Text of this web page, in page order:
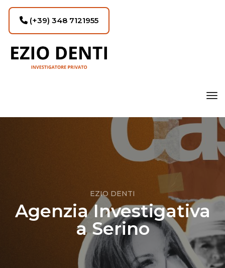
(+39) 348 7121955
EZIO DENTI
Agenzia Investigativa
a Serino